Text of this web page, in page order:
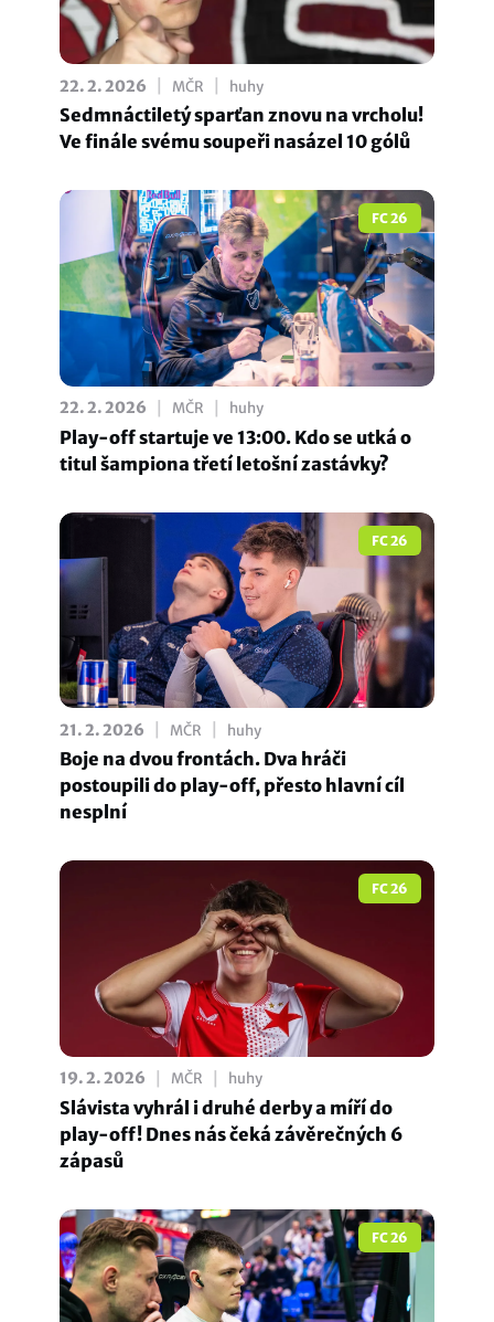
22. 2. 2026 MČR huhy
Sedmnáctiletý sparťan znovu na vrcholu!
Ve finále svému soupeři nasázel 10 gólů
FC 26
22. 2. 2026 MČR huhy
Play-off startuje ve 13:00. Kdo se utká o
titul šampiona třetí letošní zastávky?
FC 26
21. 2. 2026 MČR huhy
Boje na dvou frontách. Dva hráči
postoupili do play-off, přesto hlavní cíl
nesplní
FC 26
19. 2. 2026 MČR huhy
Slávista vyhrál i druhé derby a míří do
play-off! Dnes nás čeká závěrečných 6
zápasů
FC 26